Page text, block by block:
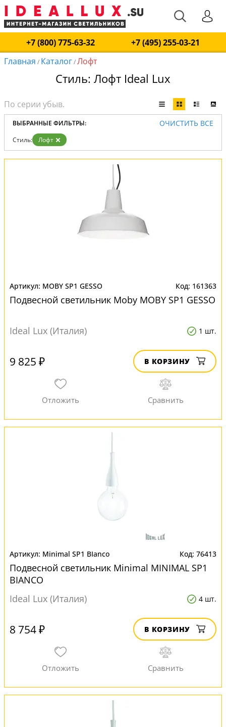
+7 (800) 775-63-32
+7 (495) 255-03-21
Главная / Каталог/Лофт
Стиль: Лофт Ideal Lux
ВЫБРАННЫЕ ФИЛЬТРЫ: ОЧИСТИТЬ ВСЕ
Стиль: Лофт
MOBY SP1 GESSO 161363
Подвесной светильник Moby MOBY SP1 GESSO
Ideal Lux (Италия) 1 шт.
9 825 ₽ В КОРЗИНУ
Minimal SP1 BIanco 76413
Подвесной светильник Minimal MINIMAL SP1
BIANCO
Ideal Lux (Италия)
4 шт.
8 754 ₽ В КОРЗИНУ